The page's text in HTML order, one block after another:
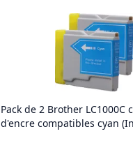
Pack de 2 Brother LC1000C
d'encre compatibles cyan